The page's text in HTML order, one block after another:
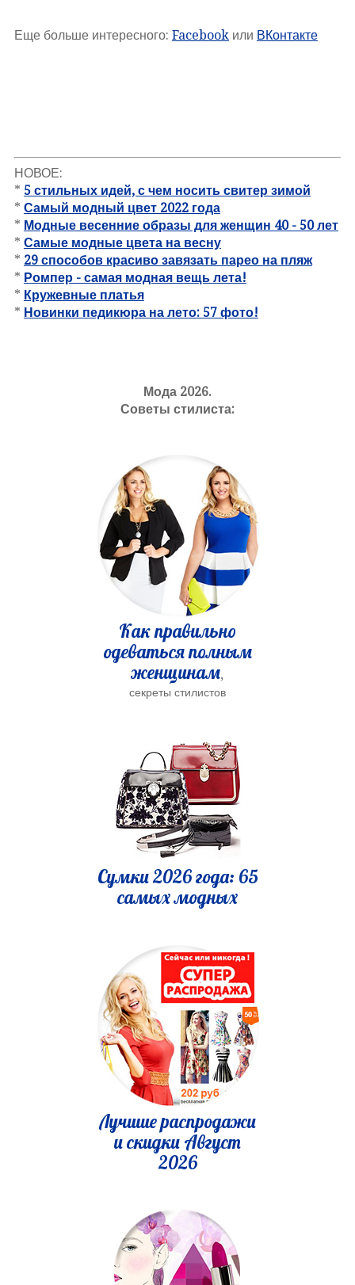
Еще больше интересного: Facebookили ВКонтакте
НОВОЕ:
* 5 стильных идей, с чем носить свитер зимой
* Самый модный цвет 2022 года
* Модные весенние образы для женщин 40 - 50 лет
* Самые модные цвета на весну
* 29 способов красиво завязать парео на пляж
* Ромпер - самая модная вещь лета!
* Кружевные платья
* Новинки педикюра на лето: 57 фото!
Мода 2026.
Советы стилиста:
Как правильно
одеваться полным
женщинам,
секреты стилистов
Сумки 2026 года: 65
самых модных
Лучшие распродажи
и скидки Август
2026